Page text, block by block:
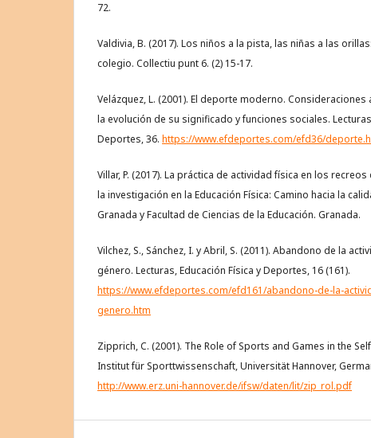
72.
Valdivia, B. (2017). Los niños a la pista, las niñas a las
colegio. Collectiu punt 6. (2) 15-17.
Velázquez, L. (2001). El deporte moderno.
la evolución de su significado y funciones sociales.
Deportes, 36. https://www.efdeportes.com/efd36/
Villar, P. (2017). La práctica de actividad física en los recreos
la investigación en la Educación Física: Camino hacia la
Granada y Facultad de Ciencias de la Educación. Granada.
Vilchez, S., Sánchez, I. y Abril, S. (2011). Abandono de la
género. Lecturas, Educación Física y Deportes, 16 (161).
https://www.efdeportes.com/efd161/abandono-de-la-
genero.htm
Zipprich, C. (2001). The Role of Sports and Games in the
Institut für Sporttwissenschaft, Universität Hannover,
http://www.erz.uni-hannover.de/ifsw/daten/lit/zip_rol.pdf